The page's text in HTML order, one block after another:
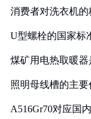
消费者对洗衣机
U型螺栓的国家标
煤矿用电热取暖
照明母线槽的主要
A516Gr70对应国